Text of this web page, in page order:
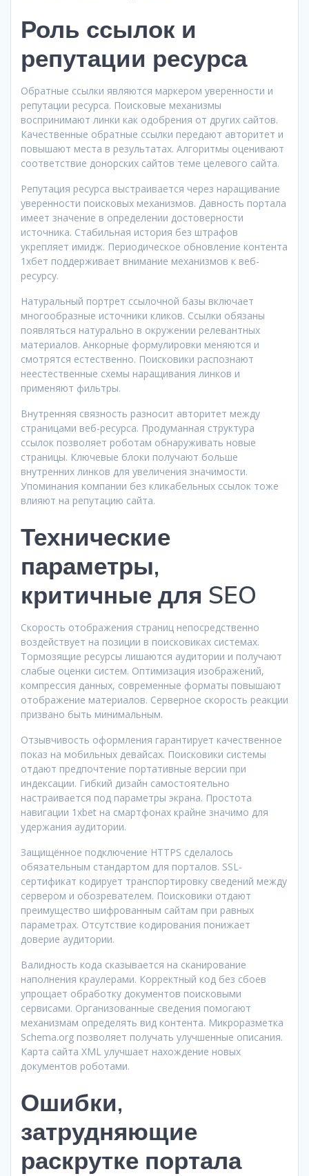
Роль ссылок и
репутации ресурса
Обратные ссылки являются маркером уверенности и
репутации ресурса. Поисковые механизмы
воспринимают линки как одобрения от других сайтов.
Качественные обратные ссылки передают авторитет и
повышают места в результатах. Алгоритмы оценивают
соответствие донорских сайтов теме целевого сайта.
Репутация ресурса выстраивается через наращивание
уверенности поисковых механизмов. Давность портала
имеет значение в определении достоверности
источника. Стабильная история без штрафов
укрепляет имидж. Периодическое обновление контента
1хбет поддерживает внимание механизмов к веб-
ресурсу.
Натуральный портрет ссылочной базы включает
многообразные источники кликов. Ссылки обязаны
появляться натурально в окружении релевантных
материалов. Анкорные формулировки меняются и
смотрятся естественно. Поисковики распознают
неестественные схемы наращивания линков и
применяют фильтры.
Внутренняя связность разносит авторитет между
страницами веб-ресурса. Продуманная структура
ссылок позволяет роботам обнаруживать новые
страницы. Ключевые блоки получают больше
внутренних линков для увеличения значимости.
Упоминания компании без кликабельных ссылок тоже
влияют на репутацию сайта.
Технические
параметры,
критичные для SEO
Скорость отображения страниц непосредственно
воздействует на позиции в поисковиках системах.
Тормозящие ресурсы лишаются аудитории и получают
слабые оценки систем. Оптимизация изображений,
компрессия данных, современные форматы повышают
отображение материалов. Серверное скорость реакции
призвано быть минимальным.
Отзывчивость оформления гарантирует качественное
показ на мобильных девайсах. Поисковики системы
отдают предпочтение портативные версии при
индексации. Гибкий дизайн самостоятельно
настраивается под параметры экрана. Простота
навигации 1xbet на смартфонах крайне значимо для
удержания аудитории.
Защищённое подключение HTTPS сделалось
обязательным стандартом для порталов. SSL-
сертификат кодирует транспортировку сведений между
сервером и обозревателем. Поисковики отдают
преимущество шифрованным сайтам при равных
параметрах. Отсутствие кодирования понижает
доверие аудитории.
Валидность кода сказывается на сканирование
наполнения краулерами. Корректный код без сбоев
упрощает обработку документов поисковыми
сервисами. Организованные сведения помогают
механизмам определять вид контента. Микроразметка
Schema.org позволяет получать улучшенные описания.
Карта сайта XML улучшает нахождение новых
документов роботами.
Ошибки,
затрудняющие
раскрутке портала